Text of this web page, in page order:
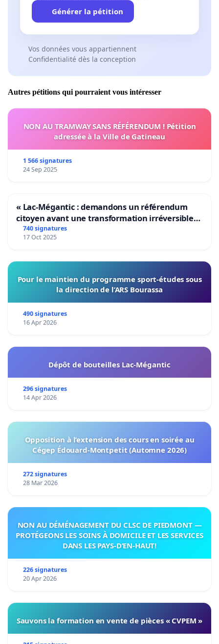
Générer la pétition
Vos données vous appartiennent
Confidentialité dès la conception
Autres pétitions qui pourraient vous intéresser
NON AU TRAMWAY SANS RÉFÉRENDUM ! Pétition
adressée à la Ville de Gatineau
1 566 signatures
24 Sep 2025
« Lac-Mégantic : demandons un référendum
citoyen avant une transformation irréversible
de notre territoire »
740 signatures
17 Oct 2025
Pour le maintien du programme sport-études sous
la direction de l’ARS Bourassa
490 signatures
16 Apr 2026
Dépôt de bouteilles Lac-Mégantic
296 signatures
14 Apr 2026
Opposition à l’extension des cours en soirée au
Cégep Édouard-Montpetit (Automne 2026)
272 signatures
28 Mar 2026
NON AU DÉMÉNAGEMENT DU CLSC DE PIEDMONT —
PROTÉGEONS LES SOINS À DOMICILE ET LES SERVICES
DANS LES PAYS-D’EN-HAUT!
226 signatures
20 Apr 2026
Sauvons la formation en vente de pièces « CVPEM »